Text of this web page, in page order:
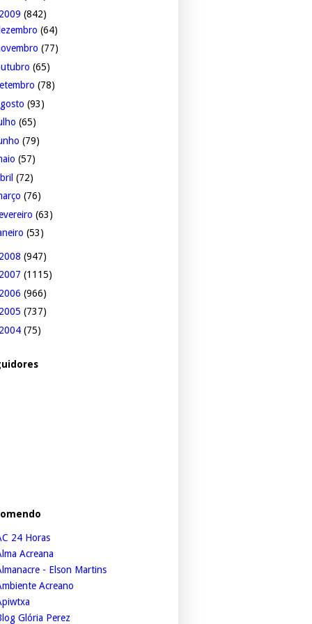
2009 (842)
(64)
(77)
(65)
(78)
(93)
(65)
(79)
(57)
(72)
(76)
(63)
(53)
2008 (947)
2007 (1115)
2006 (966)
2005 (737)
2004 (75)
24 Horas
Acreana
- Elson Martins
Acreano
Glória Perez